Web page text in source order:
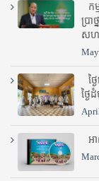
ក
ប្រ
សហ
ថ្
ថ្ងៃ
អ